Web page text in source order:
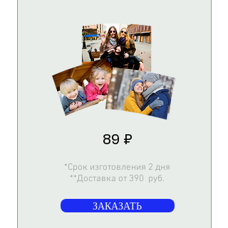
89 ₽
*Срок изготовления 2 дня
**Доставка от 390 руб.
ЗАКАЗАТЬ